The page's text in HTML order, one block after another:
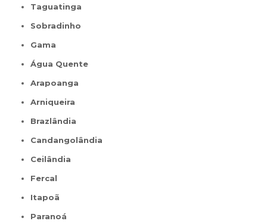
Taguatinga
Sobradinho
Gama
Água Quente
Arapoanga
Arniqueira
Brazlândia
Candangolândia
Ceilândia
Fercal
Itapoã
Paranoá